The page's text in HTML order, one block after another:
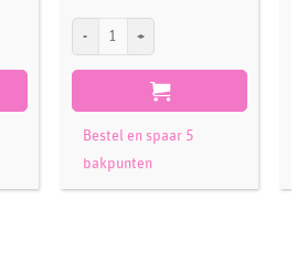
pk/12 aantalStädter Koekjesuitsteker Eenhoorn 9 cm
Bestel en spaar 5
bakpunten